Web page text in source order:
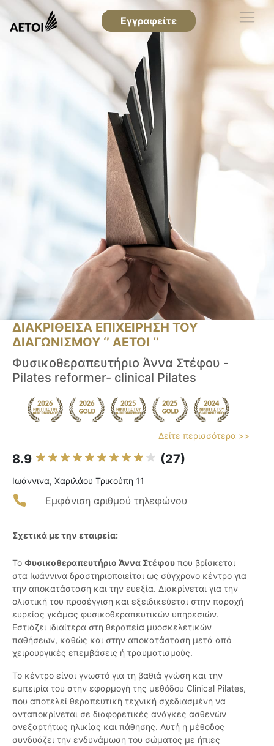
Εγγραφείτε
ΔΙΑΚΡΙΘΕΙΣΑ ΕΠΙΧΕΙΡΗΣΗ ΤΟΥ
ΔΙΑΓΩΝΙΣΜΟΥ ‘’ ΑΕΤΟΙ ‘’
Φυσικοθεραπευτήριο Άννα Στέφου -
Pilates reformer- clinical Pilates
Δείτε περισσότερα >>
8.9 (27)
Ιωάννινα, Χαριλάου Τρικούπη 11
Εμφάνιση αριθμού τηλεφώνου
Σχετικά με την εταιρεία:
Το Φυσικοθεραπευτήριο Άννα Στέφου που βρίσκεται
στα Ιωάννινα δραστηριοποιείται ως σύγχρονο κέντρο για
την αποκατάσταση και την ευεξία. Διακρίνεται για την
ολιστική του προσέγγιση και εξειδικεύεται στην παροχή
ευρείας γκάμας φυσικοθεραπευτικών υπηρεσιών.
Εστιάζει ιδιαίτερα στη θεραπεία μυοσκελετικών
παθήσεων, καθώς και στην αποκατάσταση μετά από
χειρουργικές επεμβάσεις ή τραυματισμούς.
Το κέντρο είναι γνωστό για τη βαθιά γνώση και την
εμπειρία του στην εφαρμογή της μεθόδου Clinical Pilates,
που αποτελεί θεραπευτική τεχνική σχεδιασμένη να
ανταποκρίνεται σε διαφορετικές ανάγκες ασθενών
ανεξαρτήτως ηλικίας και πάθησης. Αυτή η μέθοδος
συνδυάζει την ενδυνάμωση του σώματος με ήπιες